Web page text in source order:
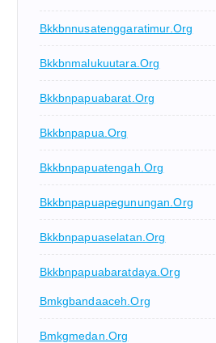
Bkkbnnusatenggaratimur.org
Bkkbnmalukuutara.org
Bkkbnpapuabarat.org
Bkkbnpapua.org
Bkkbnpapuatengah.org
Bkkbnpapuapegunungan.org
Bkkbnpapuaselatan.org
Bkkbnpapuabaratdaya.org
Bmkgbandaaceh.org
Bmkgmedan.org